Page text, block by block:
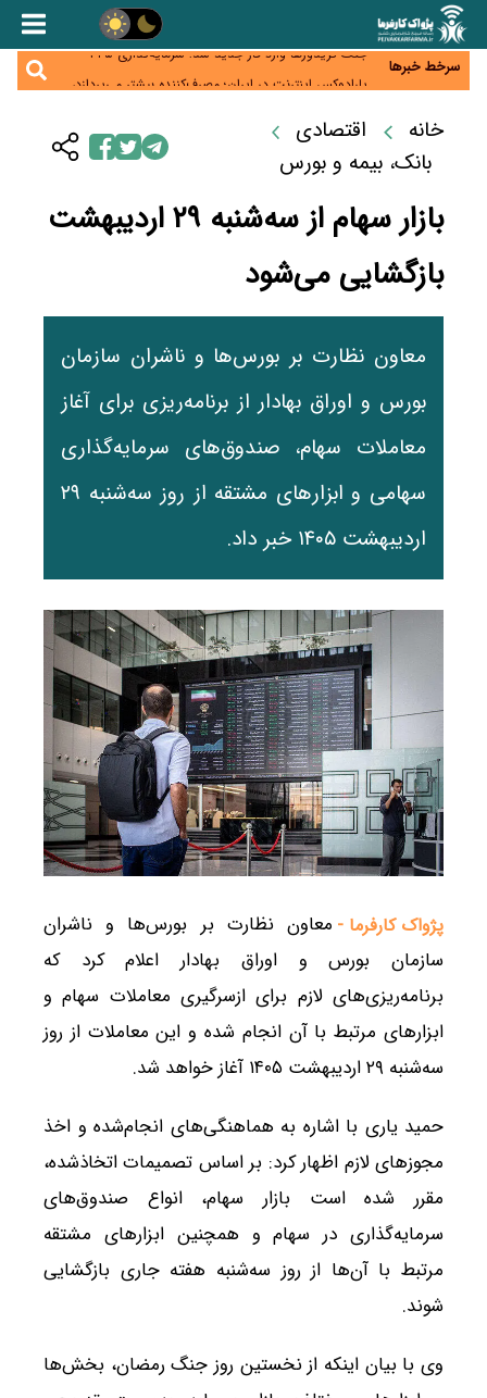
سرخط خبرها
زائران اربعین نگران ارز باقی‌مانده نباشند؛ خرید دینار در
جنگ کریدورها وارد فاز جدید شد؛ سرمایه‌گذاری ۳۴۵
میلیارد دلاری اوراسیا تا ۲۰۳۵
پارادوکس اینترنت در ایران؛ مصرف‌کننده بیشتر می‌پردازد،
شبکه کمتر توسعه می‌یابد
جدید سیاست‌های مالیاتی در حمایت از تولید
معمای تأمین ۸۰ همت معوقات بازنشستگان؛ بانک رفاه
وارد میدان شد
خانه
اقتصادی
بانک، بیمه و بورس
بازار سهام از سه‌شنبه ۲۹ اردیبهشت
بازگشایی می‌شود
معاون نظارت بر بورس‌ها و ناشران سازمان
بورس و اوراق بهادار از برنامه‌ریزی برای آغاز
معاملات سهام، صندوق‌های سرمایه‌گذاری
سهامی و ابزارهای مشتقه از روز سه‌شنبه ۲۹
اردیبهشت ۱۴۰۵ خبر داد.
پژواک کارفرما - معاون نظارت بر بورس‌ها و ناشران
سازمان بورس و اوراق بهادار اعلام کرد که
برنامه‌ریزی‌های لازم برای ازسرگیری معاملات سهام و
ابزارهای مرتبط با آن انجام شده و این معاملات از روز
سه‌شنبه ۲۹ اردیبهشت ۱۴۰۵ آغاز خواهد شد.
حمید یاری با اشاره به هماهنگی‌های انجام‌شده و اخذ
مجوزهای لازم اظهار کرد: بر اساس تصمیمات اتخاذشده،
مقرر شده است بازار سهام، انواع صندوق‌های
سرمایه‌گذاری در سهام و همچنین ابزارهای مشتقه
مرتبط با آن‌ها از روز سه‌شنبه هفته جاری بازگشایی
شوند.
وی با بیان اینکه از نخستین روز جنگ رمضان، بخش‌ها